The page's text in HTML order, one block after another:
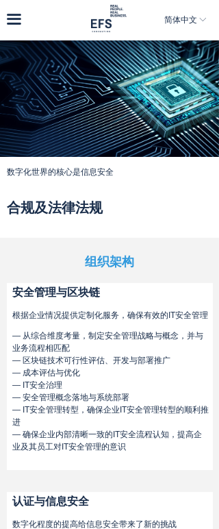
끀
首页
关于我们
业务领域
体验工作坊
新闻&洞见
加入我们
ꀅ
简体中文
数字化世界的核心是信息安全
合规及法律法规
安全管理与区块链
根据企业情况提供定制化服务，确保有效的IT安全管理
— 从综合维度考量，制定安全管理战略与概念，并与
业务流程相匹配
— 区块链技术可行性评估、开发与部署推广
— 成本评估与优化
— IT安全治理
— 安全管理概念落地与系统部署
— IT安全管理转型，确保企业IT安全管理转型的顺利推
进
— 确保企业内部清晰一致的IT安全流程认知，提高企
业及其员工对IT安全管理的意识
组织架构
认证与信息安全
数字化程度的提高给信息安全带来了新的挑战